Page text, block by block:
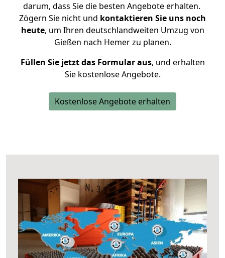
darum, dass Sie die besten Angebote erhalten.
Zögern Sie nicht und kontaktieren Sie uns noch
heute, um Ihren deutschlandweiten Umzug von
Gießen nach Hemer zu planen.
Füllen Sie jetzt das Formular aus, und erhalten
Sie kostenlose Angebote.
Kostenlose Angebote erhalten